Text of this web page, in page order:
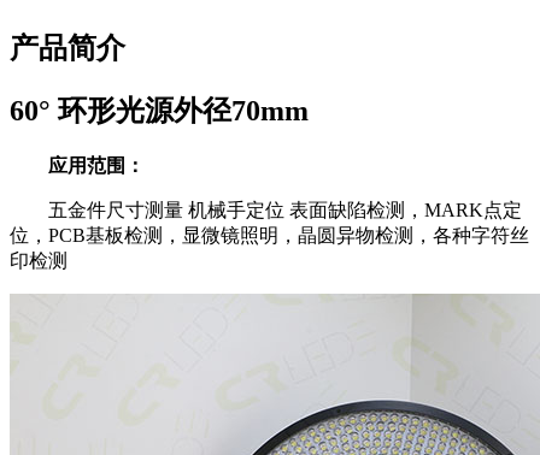
产品简介
60° 环形光源外径70mm
应用范围：
五金件尺寸测量 机械手定位 表面缺陷检测，MARK点定
位，PCB基板检测，显微镜照明，晶圆异物检测，各种字符丝
印检测